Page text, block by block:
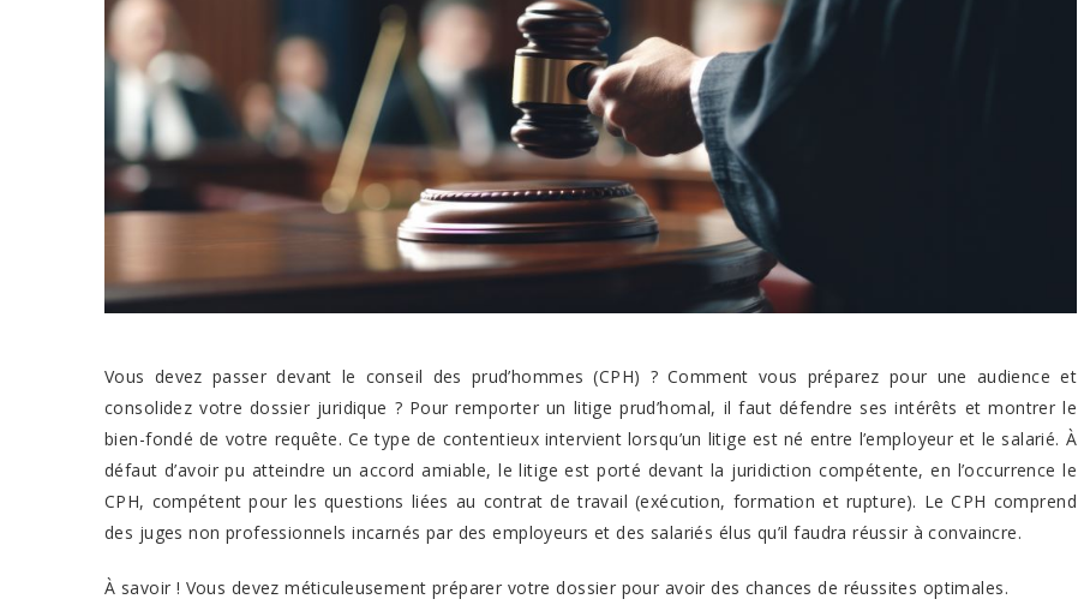
Vous devez passer devant le conseil des prud’hommes (CPH) ? Comment vous préparez pour une audience et
consolidez votre dossier juridique ? Pour remporter un litige prud’homal, il faut défendre ses intérêts et montrer le
bien-fondé de votre requête. Ce type de contentieux intervient lorsqu’un litige est né entre l’employeur et le salarié. À
défaut d’avoir pu atteindre un accord amiable, le litige est porté devant la juridiction compétente, en l’occurrence le
CPH, compétent pour les questions liées au contrat de travail (exécution, formation et rupture). Le CPH comprend
des juges non professionnels incarnés par des employeurs et des salariés élus qu’il faudra réussir à convaincre.
À savoir ! Vous devez méticuleusement préparer votre dossier pour avoir des chances de réussites optimales.